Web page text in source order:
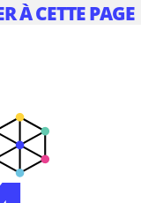
À CETTE PAGE